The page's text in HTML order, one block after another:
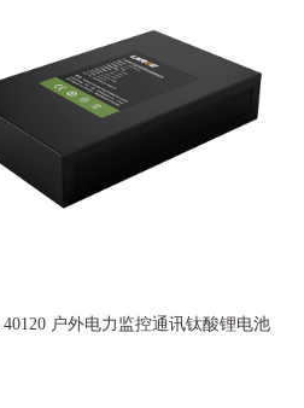
40120 户外电力监控通讯钛酸锂电池